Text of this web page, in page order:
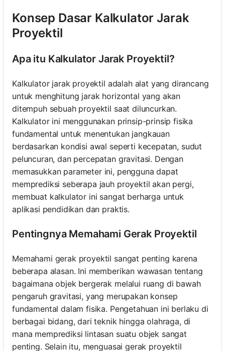
Konsep Dasar Kalkulator Jarak
Proyektil
Apa itu Kalkulator Jarak Proyektil?
Kalkulator jarak proyektil adalah alat yang dirancang
untuk menghitung jarak horizontal yang akan
ditempuh sebuah proyektil saat diluncurkan.
Kalkulator ini menggunakan prinsip-prinsip fisika
fundamental untuk menentukan jangkauan
berdasarkan kondisi awal seperti kecepatan, sudut
peluncuran, dan percepatan gravitasi. Dengan
memasukkan parameter ini, pengguna dapat
memprediksi seberapa jauh proyektil akan pergi,
membuat kalkulator ini sangat berharga untuk
aplikasi pendidikan dan praktis.
Pentingnya Memahami Gerak Proyektil
Memahami gerak proyektil sangat penting karena
beberapa alasan. Ini memberikan wawasan tentang
bagaimana objek bergerak melalui ruang di bawah
pengaruh gravitasi, yang merupakan konsep
fundamental dalam fisika. Pengetahuan ini berlaku di
berbagai bidang, dari teknik hingga olahraga, di
mana memprediksi lintasan suatu objek sangat
penting. Selain itu, menguasai gerak proyektil